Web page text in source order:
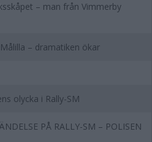
– man från Vimmerby
– dramatiken ökar
olycka i Rally-SM
PÅ RALLY-SM – POLISEN